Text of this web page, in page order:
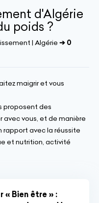
d'Algérie
poids ?
| Algérie ➔ 0
maigrir et vous
proposent des
avec vous, et de manière
rapport avec la réussite
et nutrition, activité
« Bien être » :